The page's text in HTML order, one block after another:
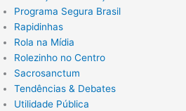
Programa Segura Brasil
Rapidinhas
Rola na Mídia
Rolezinho no Centro
Sacrosanctum
Tendências & Debates
Utilidade Pública